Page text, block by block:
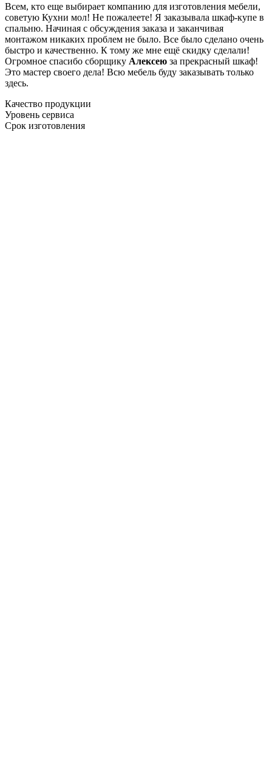
Всем, кто еще выбирает компанию для изготовления мебели,
советую Кухни мол! Не пожалеете! Я заказывала шкаф-купе в
спальню. Начиная с обсуждения заказа и заканчивая
монтажом никаких проблем не было. Все было сделано очень
быстро и качественно. К тому же мне ещё скидку сделали!
Огромное спасибо сборщику Алексею за прекрасный шкаф!
Это мастер своего дела! Всю мебель буду заказывать только
здесь.
Качество продукции
Уровень сервиса
Срок изготовления